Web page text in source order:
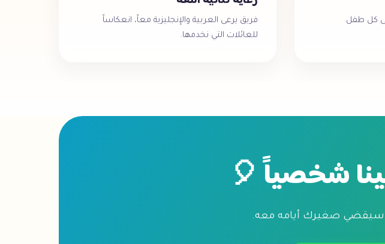
كل طفل
فريق يرعى العربية والإنجليزية معاً، انعكاساً
للعائلات التي نخدمها.
شخصياً 🎈
سيقضي صغيرك أيامه معه.